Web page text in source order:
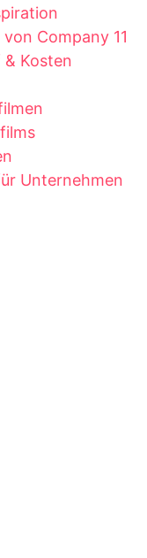
Company 11
Kosten
Unternehmen